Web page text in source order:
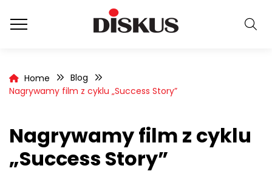
Home
Blog
Nagrywamy film z cyklu „Success Story”
Nagrywamy film z cyklu
„Success Story”